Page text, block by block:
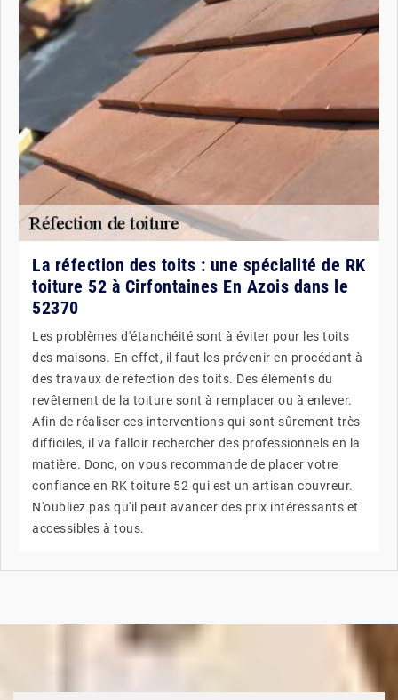
La réfection des toits : une spécialité de RK
toiture 52 à Cirfontaines En Azois dans le
52370
Les problèmes d'étanchéité sont à éviter pour les toits
des maisons. En effet, il faut les prévenir en procédant à
des travaux de réfection des toits. Des éléments du
revêtement de la toiture sont à remplacer ou à enlever.
Afin de réaliser ces interventions qui sont sûrement très
difficiles, il va falloir rechercher des professionnels en la
matière. Donc, on vous recommande de placer votre
confiance en RK toiture 52 qui est un artisan couvreur.
N'oubliez pas qu'il peut avancer des prix intéressants et
accessibles à tous.